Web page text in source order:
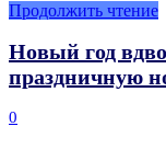
Продолжить чтение
Новый год
праздничную
0